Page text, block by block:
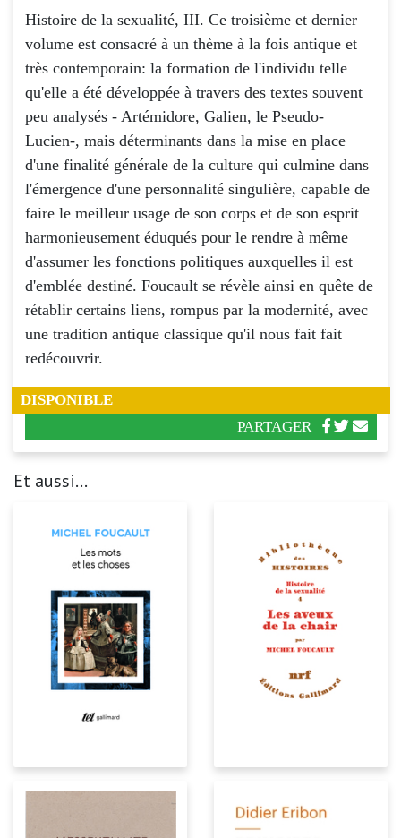
Histoire de la sexualité, III. Ce troisième et dernier
volume est consacré à un thème à la fois antique et
très contemporain: la formation de l'individu telle
qu'elle a été développée à travers des textes souvent
peu analysés - Artémidore, Galien, le Pseudo-
Lucien-, mais déterminants dans la mise en place
d'une finalité générale de la culture qui culmine dans
l'émergence d'une personnalité singulière, capable de
faire le meilleur usage de son corps et de son esprit
harmonieusement éduqués pour le rendre à même
d'assumer les fonctions politiques auxquelles il est
d'emblée destiné. Foucault se révèle ainsi en quête de
rétablir certains liens, rompus par la modernité, avec
une tradition antique classique qu'il nous fait fait
redécouvrir.
DISPONIBLE
PARTAGER
Et aussi...